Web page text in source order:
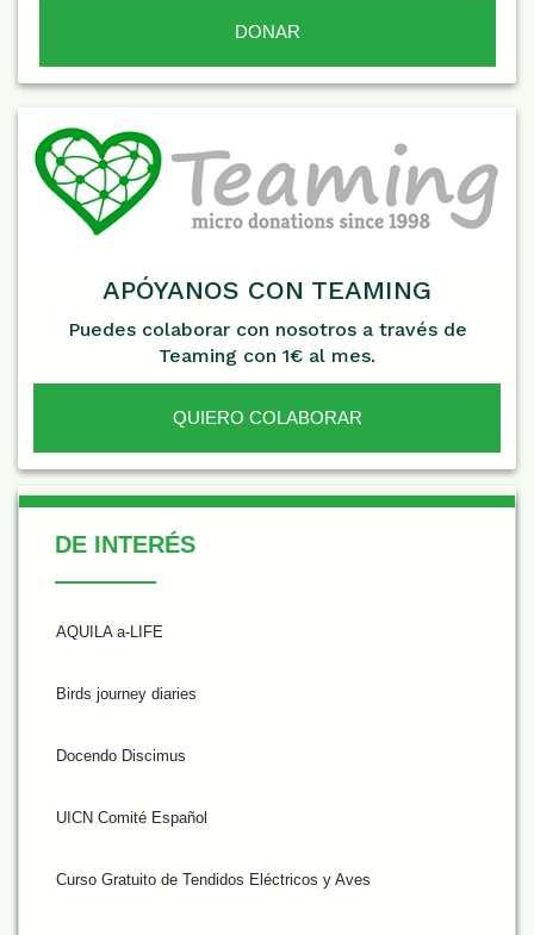
APÓYANOS CON TEAMING
Puedes colaborar con nosotros a través de
Teaming con 1€ al mes.
QUIERO COLABORAR
De Interés
DE INTERÉS
AQUILA a-LIFE
Birds journey diaries
Docendo Discimus
UICN Comité Español
Curso Gratuito de Tendidos Eléctricos y Aves